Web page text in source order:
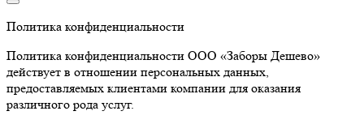
Политика конфиденциальности
Политика конфиденциальности ООО «Заборы Дешево»
действует в отношении персональных данных,
предоставляемых клиентами компании для оказания
различного рода услуг.